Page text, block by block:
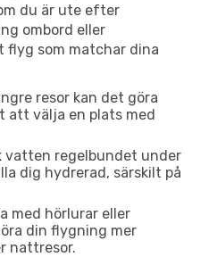
du är ute efter
ombord eller
flyg som matchar dina
resor kan det göra
att välja en plats med
vatten regelbundet under
dig hydrerad, särskilt på
med hörlurar eller
din flygning mer
nattresor.